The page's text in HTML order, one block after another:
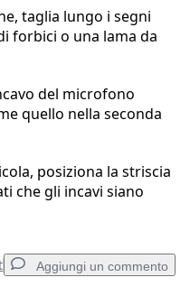
taglia lungo i segni
forbici o una lama da
del microfono
quello nella seconda
posiziona la striscia
che gli incavi siano
Aggiungi un commento